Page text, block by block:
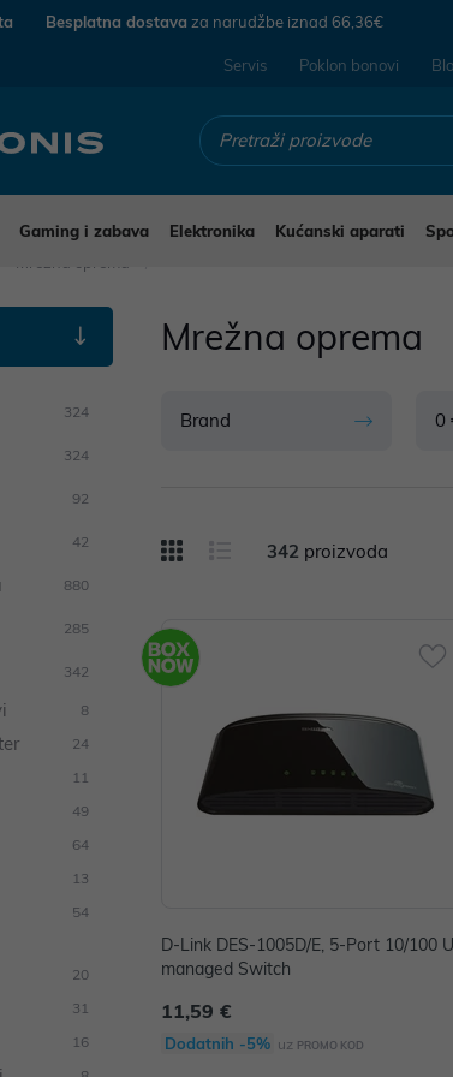
Besplatna dostava za narudžbe iznad 66,36€
Servis Poklon bonovi
Gaming i zabava Elektronika Kućanski aparati
324
324
92
42
880
285
342
8
24
11
49
64
13
54
20
31
16
Mrežna oprema
Brand 0
342 proizvoda
D-Link DES-1005D/E, 5-Port 10/100
managed Switch
11,59 €
Dodatnih -5% uz PROMO KOD